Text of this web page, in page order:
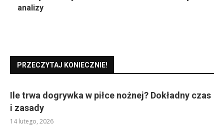
analizy
PRZECZYTAJ KONIECZNIE!
Ile trwa dogrywka w piłce nożnej? Dokładny czas
i zasady
14 lutego, 2026